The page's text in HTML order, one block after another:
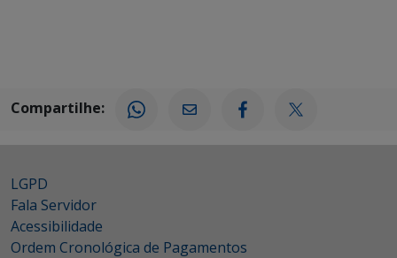
Compartilhe:
LGPD
Fala Servidor
Acessibilidade
Ordem Cronológica de Pagamentos